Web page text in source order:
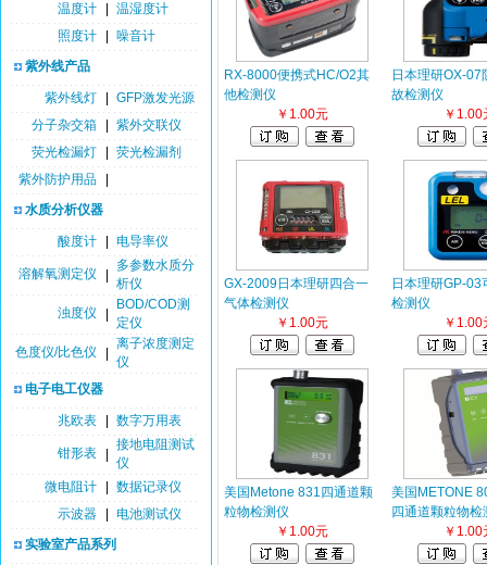
温度计
温湿度计
照度计
噪音计
紫外线产品
紫外线灯
GFP激发光源
分子杂交箱
紫外交联仪
荧光检漏灯
荧光检漏剂
紫外防护用品
水质分析仪器
酸度计 电导率仪
溶解氧测定仪
多参数水质分
析仪
浊度仪
BOD/COD测
定仪
色度仪/比色仪
离子浓度测定
仪
电子电工仪器
兆欧表 数字万用表
钳形表
接地电阻测试
仪
微电阻计
数据记录仪
示波器
电池测试仪
实验室产品系列
RX-8000便携式HC/O2其
他检测仪
￥1.00元
日本理研OX-07
故检测仪
￥1.00
GX-2009日本理研四合一
气体检测仪
￥1.00元
日本理研GP-03
检测仪
￥1.00
美国Metone 831四通道颗
粒物检测仪
￥1.00元
美国METONE
四通道颗粒物检
￥1.00